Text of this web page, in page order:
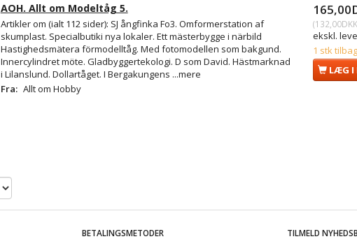
AOH. Allt om Modeltåg 5.
Artikler om (ialt 112 sider): SJ ångfinka Fo3. Omformerstation af
skumplast. Specialbutiki nya lokaler. Ett mästerbygge i närbild
Hastighedsmätera förmodelltåg. Med fotomodellen som bakgund.
Innercylindret möte. Gladbyggertekologi. D som David. Hästmarknad
i Lilanslund. Dollartåget. I Bergakungens ...mere
Fra: Allt om Hobby
(132,00DKK
ekskl.
1 stk
LÆG I
BETALINGSMETODER
TILMELD